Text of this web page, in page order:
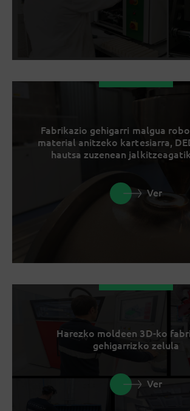
Fabrikazio gehigarri malgua
material anitzeko kartesiarra,
hautsa zuzenean
Ver
Harezko moldeen 3D-ko
gehigarrizko zelula
Ver